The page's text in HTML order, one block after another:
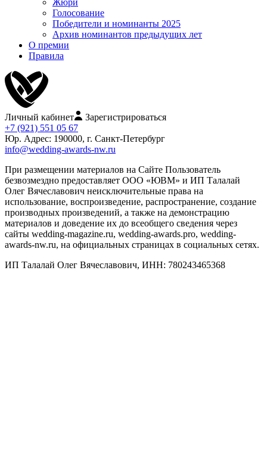
Жюри
Голосование
Победители и номинанты 2025
Архив номинантов предыдущих лет
О премии
Правила
Личный кабинет
Зарегистрироваться
+7 (921) 551 05 67
Юр. Адрес: 190000, г. Санкт-Петербург
info@wedding-awards-nw.ru
При размещении материалов на Сайте Пользователь
безвозмездно предоставляет ООО «ЮВМ» и ИП Талалай
Олег Вячеславович неисключительные права на
использование, воспроизведение, распространение, создание
производных произведений, а также на демонстрацию
материалов и доведение их до всеобщего сведения через
сайты wedding-magazine.ru, wedding-awards.pro, wedding-
awards-nw.ru, на официальных страницах в социальных сетях.
ИП Талалай Олег Вячеславович, ИНН: 780243465368